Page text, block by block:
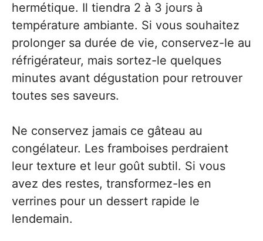
hermétique. Il tiendra 2 à 3 jours à
température ambiante. Si vous souhaitez
prolonger sa durée de vie, conservez-le au
réfrigérateur, mais sortez-le quelques
minutes avant dégustation pour retrouver
toutes ses saveurs.
Ne conservez jamais ce gâteau au
congélateur. Les framboises perdraient
leur texture et leur goût subtil. Si vous
avez des restes, transformez-les en
verrines pour un dessert rapide le
lendemain.